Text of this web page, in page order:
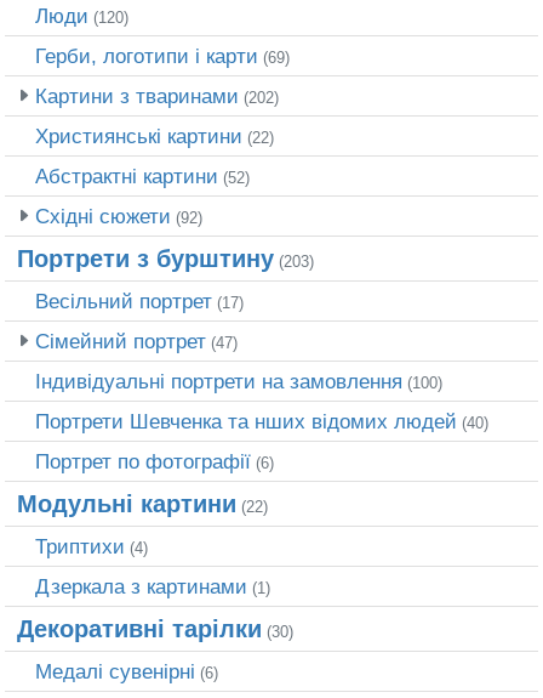
Люди (120)
Герби, логотипи і карти (69)
Картини з тваринами (202)
Християнські картини (22)
Абстрактні картини (52)
Східні сюжети (92)
Портрети з бурштину (203)
Весільний портрет (17)
Сімейний портрет (47)
Індивідуальні портрети на замовлення (100)
Портрети Шевченка та нших відомих людей (40)
Портрет по фотографії (6)
Модульні картини (22)
Триптихи (4)
Дзеркала з картинами (1)
Декоративні тарілки (30)
Медалі сувенірні (6)